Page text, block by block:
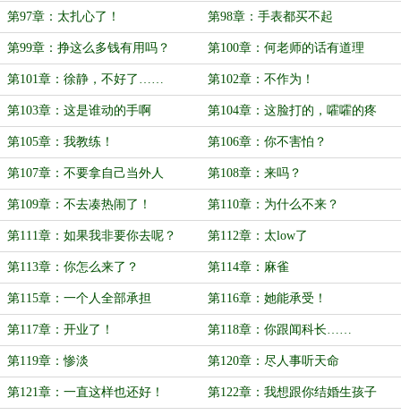
第97章：太扎心了！ 第98章：手表都买不起
第99章：挣这么多钱有用吗？ 第100章：何老师的话有道理
第101章：徐静，不好了…… 第102章：不作为！
第103章：这是谁动的手啊 第104章：这脸打的，嚯嚯的疼
第105章：我教练！ 第106章：你不害怕？
第107章：不要拿自己当外人 第108章：来吗？
第109章：不去凑热闹了！ 第110章：为什么不来？
第111章：如果我非要你去呢？ 第112章：太low了
第113章：你怎么来了？ 第114章：麻雀
第115章：一个人全部承担 第116章：她能承受！
第117章：开业了！ 第118章：你跟闻科长……
第119章：惨淡 第120章：尽人事听天命
第121章：一直这样也还好！ 第122章：我想跟你结婚生孩子